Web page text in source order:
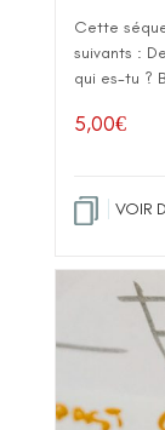
Cette
suivants :
qui es-tu ?
5,00€
VOIR